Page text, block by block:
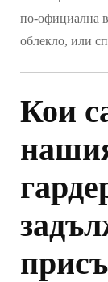
по-официална
облекло, или
Кои